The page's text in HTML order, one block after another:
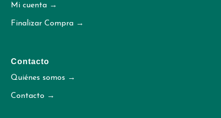
Mi cuenta →
Finalizar Compra →
Contacto
Quiénes somos →
Contacto →